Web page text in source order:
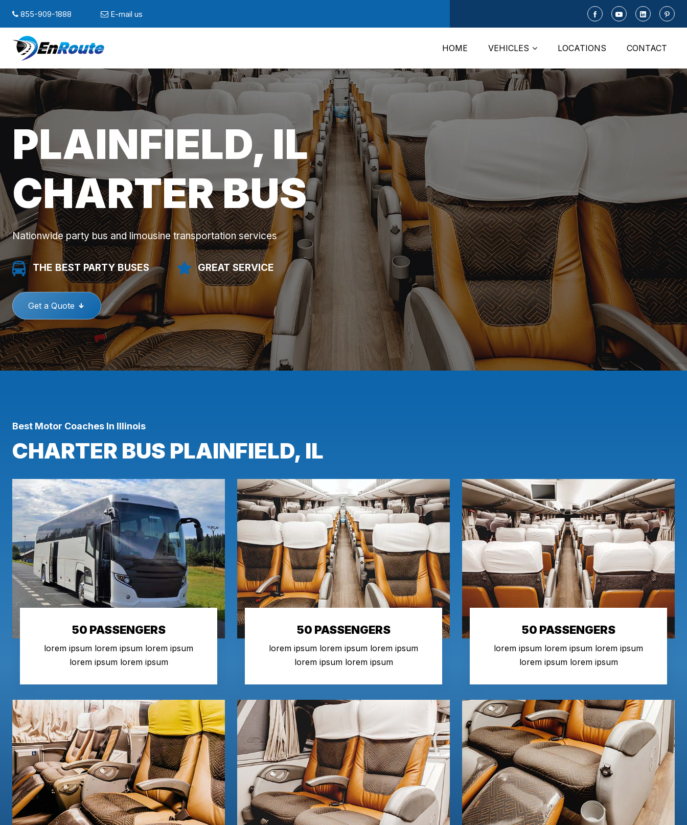
855-909-1888 E-mail us
HOME VEHICLES LOCATIONS CONTACT
PLAINFIELD, IL
CHARTER BUS
Nationwide party bus and limousine transportation services
THE BEST PARTY BUSES GREAT SERVICE
Get a Quote
Best Motor Coaches In Illinois
CHARTER BUS PLAINFIELD, IL
50 PASSENGERS
lorem ipsum lorem ipsum lorem ipsum
lorem ipsum lorem ipsum
50 PASSENGERS
lorem ipsum lorem ipsum lorem ipsum
lorem ipsum lorem ipsum
50 PASSENGERS
lorem ipsum lorem ipsum lorem ipsum
lorem ipsum lorem ipsum